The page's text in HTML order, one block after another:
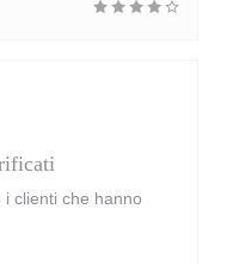
clienti che hanno